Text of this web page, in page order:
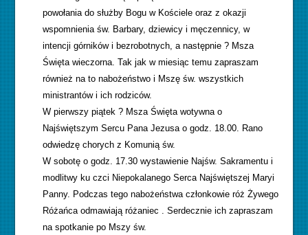
powołania do służby Bogu w Kościele oraz z okazji
wspomnienia św. Barbary, dziewicy i męczennicy, w
intencji górników i bezrobotnych, a następnie ? Msza
Święta wieczorna. Tak jak w miesiąc temu zapraszam
również na to nabożeństwo i Mszę św. wszystkich
ministrantów i ich rodziców.
W pierwszy piątek ? Msza Święta wotywna o
Najświętszym Sercu Pana Jezusa o godz. 18.00. Rano
odwiedzę chorych z Komunią św.
W sobotę o godz. 17.30 wystawienie Najśw. Sakramentu i
modlitwy ku czci Niepokalanego Serca Najświętszej Maryi
Panny. Podczas tego nabożeństwa członkowie róż Żywego
Różańca odmawiają różaniec . Serdecznie ich zapraszam
na spotkanie po Mszy św.